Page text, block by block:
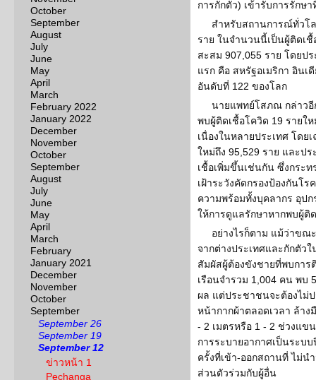
October
September
August
July
June
May
April
March
February 2022
January 2022
December
November
October
September
August
July
June
May
April
March
February
January 2021
December
November
October
September
September 26
September 19
September 12
ข่าวหน้า 1
Pechanga
การกักตัว) เข้ารับการรักษ
สำหรับสถานการณ์ทั่วโ
ราย ในจำนวนนี้เป็นผู้ติดเชื้
สะสม 907,055 ราย โดยป
แรก คือ สหรัฐอเมริกา อินเ
อันดับที่ 122 ของโลก
นายแพทย์โสภณ กล่าว
พบผู้ติดเชื้อโควิด 19 รายใ
เนื่องในหลายประเทศ โดย
ใหม่ถึง 95,529 ราย และป
เชื้อเพิ่มขึ้นเช่นกัน ซึ่งกระ
เฝ้าระวังคัดกรองป้องกันโ
ความพร้อมทั้งบุคลากร อุป
ให้การดูแลรักษาหากพบผู้ติ
อย่างไรก็ตาม แม้ว่าขณ
จากต่างประเทศและกักตัว
สัมผัสผู้ต้องขังชายที่พบกา
เรือนจำรวม 1,004 คน พบ
ผล แต่ประชาชนจะต้องไม่
หน้ากากผ้าตลอดเวลา ล้าง
- 2 เมตรหรือ 1 - 2 ช่วงแข
การระบายอากาศเป็นระบ
ครั้งที่เข้า-ออกสถานที่ ไม่น
ส่วนตัวร่วมกับผู้อื่น